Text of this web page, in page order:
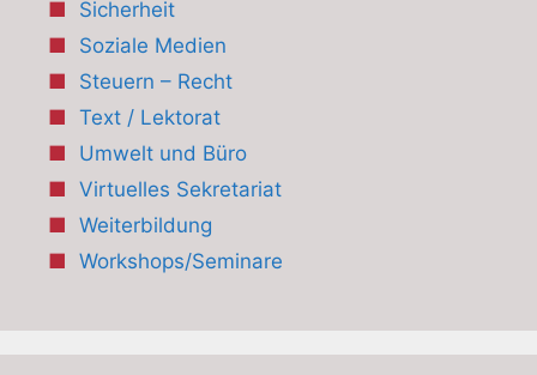
Sicherheit
Soziale Medien
Steuern – Recht
Text / Lektorat
Umwelt und Büro
Virtuelles Sekretariat
Weiterbildung
Workshops/Seminare